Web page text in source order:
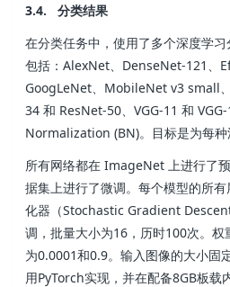
3.4. 分类结果
在分类任务中，使用了多个深度学
包括：AlexNet、DenseNet-121、
GoogLeNet、MobileNet v3 small
34 和 ResNet-50、VGG-11 和
Normalization (BN)。目标是为每种
所有网络都在 ImageNet 上进行了
据集上进行了微调。每个模型的所
化器（Stochastic Gradient
调，批量大小为16，历时100次。
为0.0001和0.9。输入图像的大小固
用PyTorch实现，并在配备8GB板载